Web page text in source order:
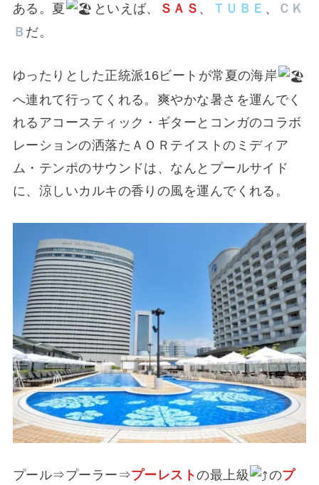
ある。夏
といえば、 ＳＡＳ 、 ＴＵＢＥ 、
ＣＫ
Ｂ だ。
ゆったりとした正統派16ビートが常夏の海岸
へ連れて行ってくれる。爽やかな暑さを運んでく
れるアコースティック・ギターとコンガのコラボ
レーションの洒落たＡＯＲテイストのミディア
ム・テンポのサウンドは、なんとプールサイド
に、涼しいカルキの香りの風を運んでくれる。
プール⇒プーラー⇒プーレストの最上級 のプ